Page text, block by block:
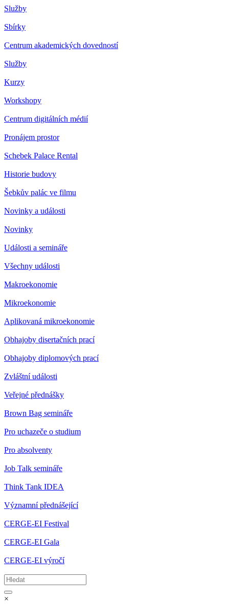
Služby
Sbírky
Centrum akademických dovedností
Služby
Kurzy
Workshopy
Centrum digitálních médií
Pronájem prostor
Schebek Palace Rental
Historie budovy
Šebkův palác ve filmu
Novinky a události
Novinky
Události a semináře
Všechny události
Makroekonomie
Mikroekonomie
Aplikovaná mikroekonomie
Obhajoby disertačních prací
Obhajoby diplomových prací
Zvláštní události
Veřejné přednášky
Brown Bag semináře
Pro uchazeče o studium
Pro absolventy
Job Talk semináře
Think Tank IDEA
Významní přednášející
CERGE-EI Festival
CERGE-EI Gala
CERGE-EI výročí
×